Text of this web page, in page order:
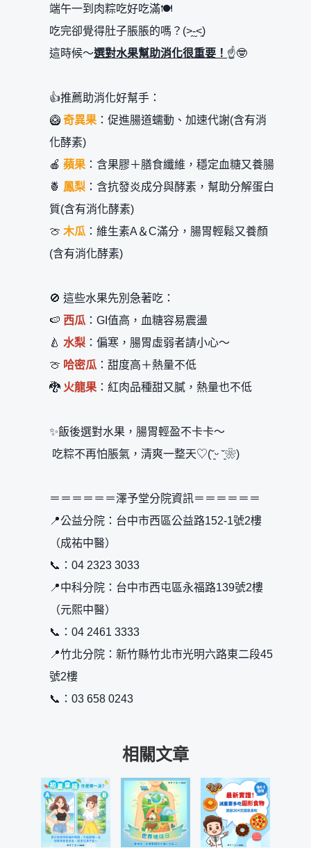
端午一到肉粽吃好吃滿🍽️
吃完卻覺得肚子脹脹的嗎？(>̯-̮<̯)
這時候～選對水果幫助消化很重要！ ☝️🤓
👍推薦助消化好幫手：
🥝奇異果：促進腸道蠕動、加速代謝(含有消
化酵素)
🍎蘋果：含果膠＋膳食纖維，穩定血糖又養腸
🍍 鳳梨 ：含抗發炎成分與酵素，幫助分解蛋白
質(含有消化酵素)
🍈木瓜 ：維生素A＆C滿分，腸胃輕鬆又養顏
(含有消化酵素)
🚫 這些水果先別急著吃：
🍉 西瓜 ：GI值高，血糖容易震盪
🍐水梨 ：偏寒，腸胃虛弱者請小心～
🍈 哈密瓜 ：甜度高＋熱量不低
🐉 火龍果 ：紅肉品種甜又膩，熱量也不低
✨飯後選對水果，腸胃輕盈不卡卡～
吃粽不再怕脹氣，清爽一整天♡(˘͈ᵕ ˘͈❀)
＝＝＝＝＝＝澤予堂分院資訊＝＝＝＝＝＝
📍公益分院：台中市西區公益路152-1號2樓
（成祐中醫）
📞：04 2323 3033
📍中科分院：台中市西屯區永福路139號2樓
（元熙中醫）
📞：04 2461 3333
📍竹北分院：新竹縣竹北市光明六路東二段45
號2樓
📞：03 658 0243
相關文章